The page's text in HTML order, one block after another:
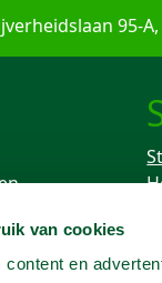
van cookies
en
95-